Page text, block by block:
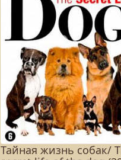
Тайная жизнь собак/